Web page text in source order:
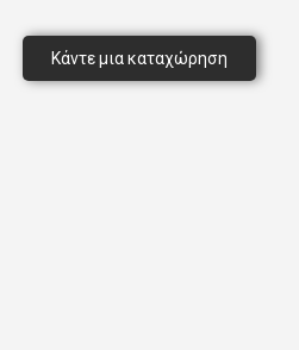
Κάντε μια καταχώρηση